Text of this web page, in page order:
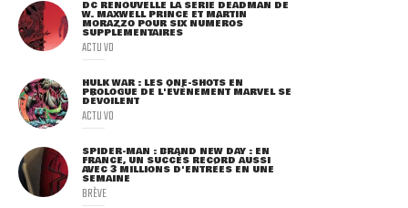
DC RENOUVELLE LA SÉRIE DEADMAN DE
W. MAXWELL PRINCE ET MARTIN
MORAZZO POUR SIX NUMÉROS
SUPPLÉMENTAIRES
ACTU VO
HULK WAR : LES ONE-SHOTS EN
PROLOGUE DE L'ÉVÈNEMENT MARVEL SE
DÉVOILENT
ACTU VO
SPIDER-MAN : BRAND NEW DAY : EN
FRANCE, UN SUCCÈS RECORD AUSSI
AVEC 3 MILLIONS D'ENTRÉES EN UNE
SEMAINE
BRÈVE